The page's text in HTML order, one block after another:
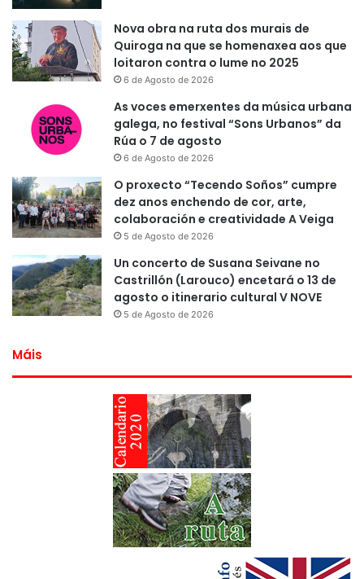
Nova obra na ruta dos murais de
Quiroga na que se homenaxea aos que
loitaron contra o lume no 2025
6 de Agosto de 2026
As voces emerxentes da música urbana
galega, no festival “Sons Urbanos” da
Rúa o 7 de agosto
6 de Agosto de 2026
O proxecto “Tecendo Soños” cumpre
dez anos enchendo de cor, arte,
colaboración e creatividade A Veiga
5 de Agosto de 2026
Un concerto de Susana Seivane no
Castrillón (Larouco) encetará o 13 de
agosto o itinerario cultural V NOVE
5 de Agosto de 2026
Máis